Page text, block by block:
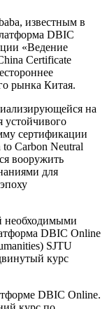
известным в
DBIC
«Ведение
Certificate
рынка Китая.
на
устойчивого
сертификации
to Carbon Neutral
вооружить
для
необходимыми
DBIC Online
SJTU
курс
DBIC Online.